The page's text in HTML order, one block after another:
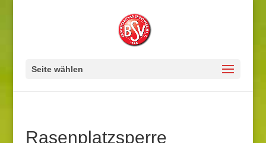
Seite wählen
Rasenplatzsperre